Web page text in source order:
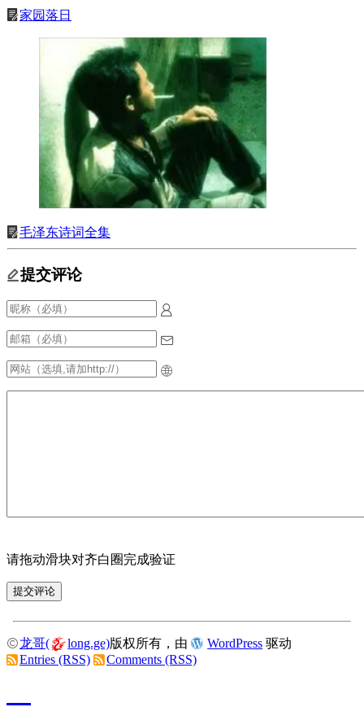
提交评论
请拖动滑块对齐白圈完成验证
家园落日
毛泽东诗词全集
龙哥( long.ge)版权所有，由 WordPress 驱动
Entries (RSS)
Comments (RSS)